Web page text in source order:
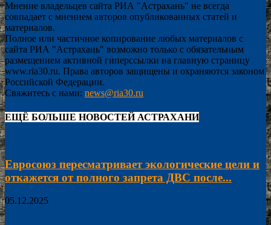
Мнение владельцев сайта РИА "Астрахань" не всегда
совпадает с мнением авторов опубликованных статей и
материалов.
Полное или частичное копирование любых материалов с
сайта РИА "Астрахань" возможно только с обязательным
размещением активной гиперссылки на главную страницу
www.ria30.ru. Права авторов защищены и охраняются законом
Российской Федерации.
Свяжитесь с нами: news@ria30.ru
ЕЩЁ БОЛЬШЕ НОВОСТЕЙ АСТРАХАНИ
Евросоюз пересматривает экологические цели и
откажется от полного запрета ДВС после...
05.12.2025